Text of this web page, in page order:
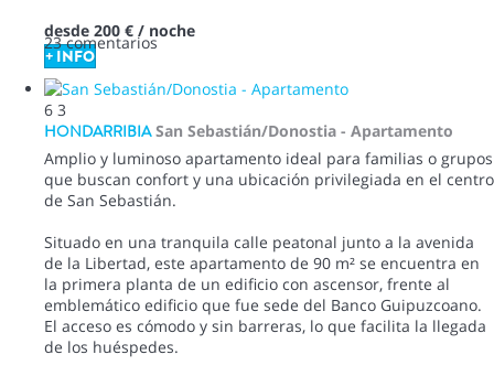
23 comentarios
desde 200 € / noche
+ INFO
6 3
HONDARRIBIA San Sebastián/Donostia - Apartamento
Amplio y luminoso apartamento ideal para familias o grupos
que buscan confort y una ubicación privilegiada en el centro
de San Sebastián.
Situado en una tranquila calle peatonal junto a la avenida
de la Libertad, este apartamento de 90 m² se encuentra en
la primera planta de un edificio con ascensor, frente al
emblemático edificio que fue sede del Banco Guipuzcoano.
El acceso es cómodo y sin barreras, lo que facilita la llegada
de los huéspedes.